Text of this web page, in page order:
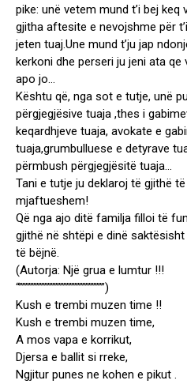
pike: unë vetem mund t’i bej
gjitha aftesite e nevojshme për
jeten tuaj.Une mund t’ju jap
kerkoni dhe perseri ju jeni ata qe
apo jo…
Kështu që, nga sot e tutje, unë
përgjegjësive tuaja ,thes i
keqardhjeve tuaja, avokate e
tuaja,grumbulluese e detyrave
përmbush përgjegjësitë tuaja…
Tani e tutje ju deklaroj të gjithë
mjaftueshem!
Që nga ajo ditë familja filloi të
gjithë në shtëpi e dinë
të bëjnë.
(Autorja: Një grua e lumtur !!!
“”””””””””””””””””””””””””””)
Kush e trembi muzen time !!
Kush e trembi muzen time,
A mos vapa e korrikut,
Djersa e ballit si rreke,
Ngjitur punes ne kohen e pikut .